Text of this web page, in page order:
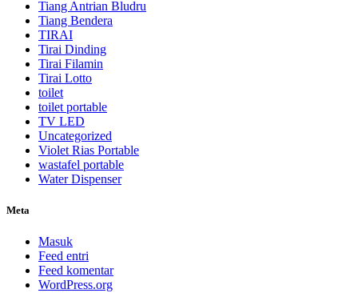
Tiang Antrian Bludru
Tiang Bendera
TIRAI
Tirai Dinding
Tirai Filamin
Tirai Lotto
toilet
toilet portable
TV LED
Uncategorized
Violet Rias Portable
wastafel portable
Water Dispenser
Meta
Masuk
Feed entri
Feed komentar
WordPress.org